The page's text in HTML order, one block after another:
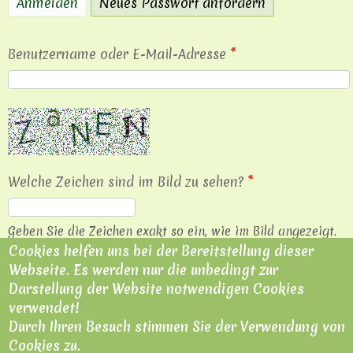
Benutzername oder E-Mail-Adresse *
Welche Zeichen sind im Bild zu sehen? *
Geben Sie die Zeichen exakt so ein, wie im Bild angezeigt.
Neues CAPTCHA-Bild erzeugen.
Cookies helfen uns bei der Bereitstellung dieser
Webseite. Es werden nur die unbedingt zur
Darstellung der Website notwendigen Cookies
verwendet!
Durch Ihren Besuch stimmen Sie der Verwendung von
Cookies zu.